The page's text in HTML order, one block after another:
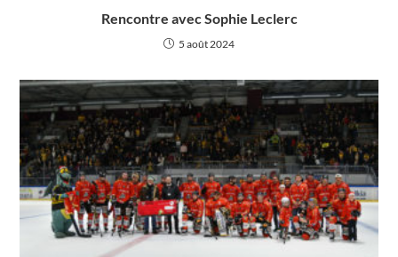
Rencontre avec Sophie Leclerc
5 août 2024